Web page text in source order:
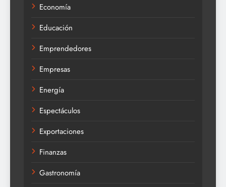
Economía
Educación
Emprendedores
Empresas
Energía
Espectáculos
Exportaciones
Finanzas
Gastronomía